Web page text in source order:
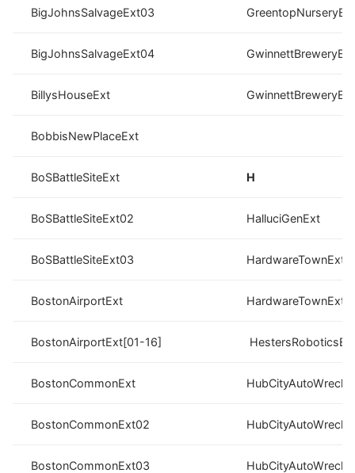
BigJohnsSalvageExt03
BigJohnsSalvageExt04 GwinnettBreweryExt
BillysHouseExt
BobbisNewPlaceExt
BoSBattleSiteExt H
BoSBattleSiteExt02 HalluciGenExt
BoSBattleSiteExt03 HardwareTownExt
BostonAirportExt
BostonAirportExt[01-16]
BostonCommonExt
BostonCommonExt02
BostonCommonExt03